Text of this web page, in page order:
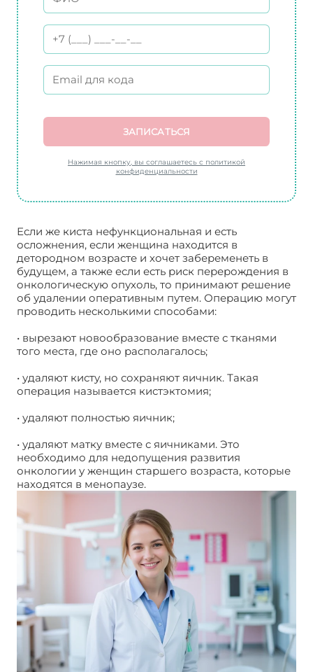
ЗАПИСАТЬСЯ
Нажимая кнопку, вы соглашаетесь с политикой
конфиденциальности
Если же киста нефункциональная и есть
осложнения, если женщина находится в
детородном возрасте и хочет забеременеть в
будущем, а также если есть риск перерождения в
онкологическую опухоль, то принимают решение
об удалении оперативным путем. Операцию могут
проводить несколькими способами:
• вырезают новообразование вместе с тканями
того места, где оно располагалось;
• удаляют кисту, но сохраняют яичник. Такая
операция называется кистэктомия;
• удаляют полностью яичник;
• удаляют матку вместе с яичниками. Это
необходимо для недопущения развития
онкологии у женщин старшего возраста, которые
находятся в менопаузе.